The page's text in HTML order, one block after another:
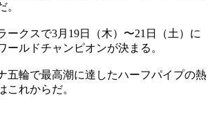
。
ークスで3月19日（木）〜21日（土）に
ールドチャンピオンが決まる。
五輪で最高潮に達したハーフパイプの熱
これからだ。